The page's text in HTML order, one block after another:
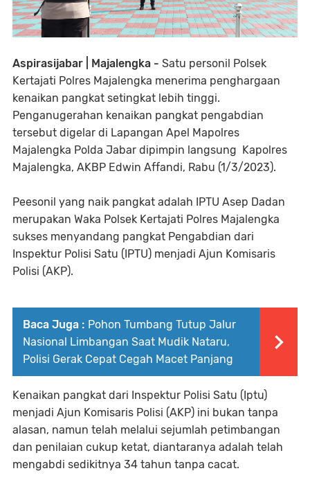
Aspirasijabar | Majalengka - Satu personil Polsek
Kertajati Polres Majalengka menerima penghargaan
kenaikan pangkat setingkat lebih tinggi.
Penganugerahan kenaikan pangkat pengabdian
tersebut digelar di Lapangan Apel Mapolres
Majalengka Polda Jabar dipimpin langsung Kapolres
Majalengka, AKBP Edwin Affandi, Rabu (1/3/2023).
Peesonil yang naik pangkat adalah IPTU Asep Dadan
merupakan Waka Polsek Kertajati Polres Majalengka
sukses menyandang pangkat Pengabdian dari
Inspektur Polisi Satu (IPTU) menjadi Ajun Komisaris
Polisi (AKP).
Baca Juga : Pohon Tumbang Tutup Jalur
Nasional Limbangan Saat Mudik Nataru,
Polisi Gerak Cepat Cegah Macet Panjang
Kenaikan pangkat dari Inspektur Polisi Satu (Iptu)
menjadi Ajun Komisaris Polisi (AKP) ini bukan tanpa
alasan, namun telah melalui sejumlah petimbangan
dan penilaian cukup ketat, diantaranya adalah telah
mengabdi sedikitnya 34 tahun tanpa cacat.